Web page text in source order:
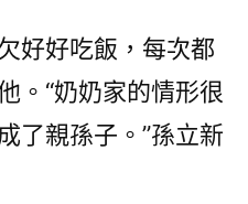
好吃飯，每次都
。“奶奶家的情形很
了親孫子。”孫立新